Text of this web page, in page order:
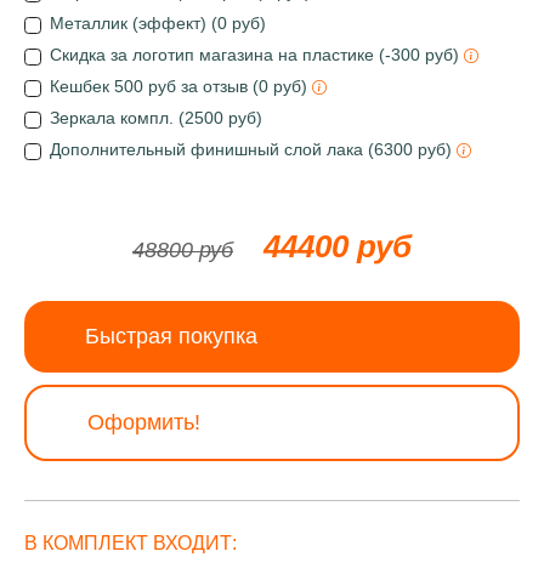
Металлик (эффект) (0 руб)
Скидка за логотип магазина на пластике (-300 руб)
Кешбек 500 руб за отзыв (0 руб)
Зеркала компл. (2500 руб)
Дополнительный финишный слой лака (6300 руб)
48800 руб 44400 руб
Быстрая покупка
Оформить!
В КОМПЛЕКТ ВХОДИТ: